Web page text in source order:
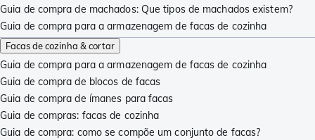
Guia de compra de machados: Que tipos de machados existem?
Guia de compra para a armazenagem de facas de cozinha
Facas de cozinha & cortar
Guia de compra para a armazenagem de facas de cozinha
Guia de compra de blocos de facas
Guia de compra de ímanes para facas
Guia de compras: facas de cozinha
Guia de compra: como se compõe um conjunto de facas?